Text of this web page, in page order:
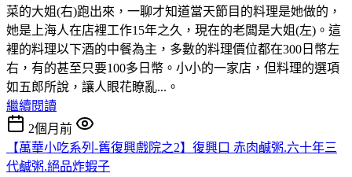
菜的大姐(右)跑出來，一聊才知道當天節目的料理是她做的，
她是上海人在店裡工作15年之久，現在的老闆是大姐(左)。這
裡的料理以下酒的中餐為主，多數的料理價位都在300日幣左
右，有的甚至只要100多日幣。小小的一家店，但料理的選項
如五郎所說，讓人眼花瞭亂...。
繼續閱讀
2個月前
【萬華小吃系列-舊復興戲院之2】復興口 赤肉鹹粥.六十年三
代鹹粥.絕品炸蝦子